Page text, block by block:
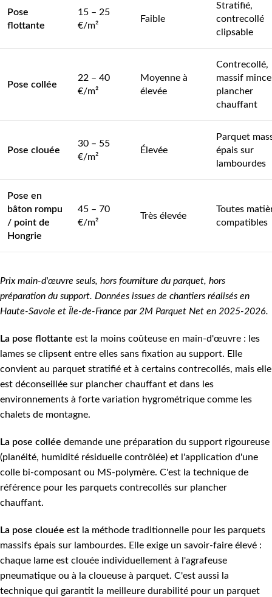
Pose
flottante
15 – 25
€/m²
Faible
Stratifié,
contrecollé
clipsable
Pose collée
22 – 40
€/m²
Moyenne à
élevée
Contrecollé,
massif
plancher
chauffant
Pose clouée
30 – 55
€/m²
Élevée
Parquet
épais sur
lambourdes
Pose en
bâton rompu
/ point de
Hongrie
45 – 70
€/m²
Très élevée
Toutes
compatibles
Prix main-d'œuvre seuls, hors fourniture du parquet, hors
préparation du support. Données issues de chantiers réalisés en
Haute-Savoie et Île-de-France par 2M Parquet Net en 2025-2026.
La pose flottante est la moins coûteuse en main-d'œuvre : les
lames se clipsent entre elles sans fixation au support. Elle
convient au parquet stratifié et à certains contrecollés, mais elle
est déconseillée sur plancher chauffant et dans les
environnements à forte variation hygrométrique comme les
chalets de montagne.
La pose collée demande une préparation du support rigoureuse
(planéité, humidité résiduelle contrôlée) et l'application d'une
colle bi-composant ou MS-polymère. C'est la technique de
référence pour les parquets contrecollés sur plancher
chauffant.
La pose clouée est la méthode traditionnelle pour les parquets
massifs épais sur lambourdes. Elle exige un savoir-faire élevé :
chaque lame est clouée individuellement à l'agrafeuse
pneumatique ou à la cloueuse à parquet. C'est aussi la
technique qui garantit la meilleure durabilité pour un parquet